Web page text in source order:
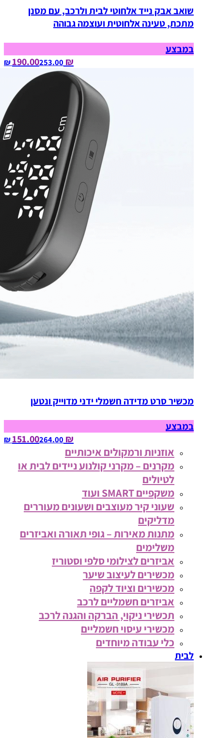
שואב אבק נייד אלחוטי לבית ולרכב, עם מסנן
מתכת, טעינה אלחוטית ועוצמה גבוהה
במבצע
₪ 190.00
253.00‏ ₪
מכשיר סרט מדידה חשמלי ידני מדוייק ונטען
במבצע
₪ 151.00
264.00‏ ₪
אוזניות ורמקולים איכותיים
מקרנים – מקרני קולנוע ניידים לבית או
לטיולים
משקפיים SMART ועוד
שעוני קיר מעוצבים ושעונים מעוררים
מדליקים
מתנות מאירות – גופי תאורה ואביזרים
משלימים
אביזרים לצילומי סלפי וסטוריז
מכשירים לעיצוב שיער
מכשירים וציוד לקפה
אביזרים חשמליים לרכב
תכשירי ניקוי, הברקה והגנה לרכב
מכשירי עיסוי חשמליים
כלי עבודה מיוחדים
לבית